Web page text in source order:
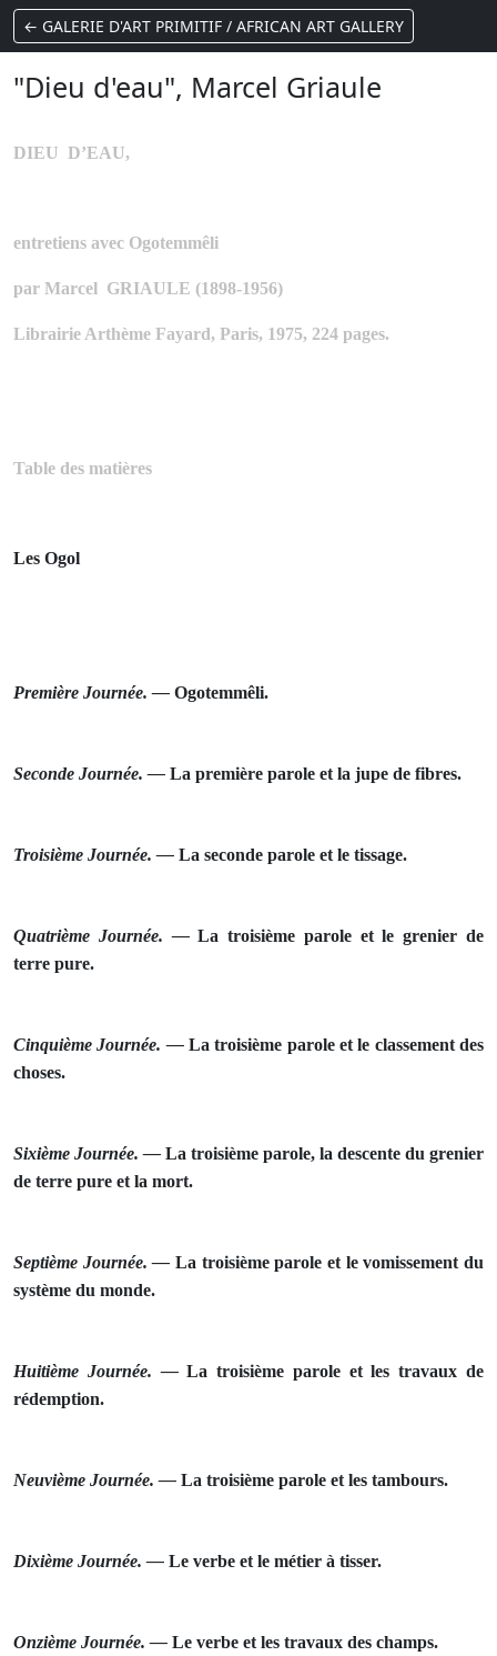
← GALERIE D'ART PRIMITIF / AFRICAN ART GALLERY
"Dieu d'eau", Marcel Griaule
DIEU D’EAU,
entretiens avec Ogotemmêli
par Marcel GRIAULE (1898-1956)
Librairie Arthème Fayard, Paris, 1975, 224 pages.
Table des matières
Les Ogol
Première Journée. — Ogotemmêli.
Seconde Journée. — La première parole et la jupe de fibres.
Troisième Journée. — La seconde parole et le tissage.
Quatrième Journée. —La troisième parole et le grenier de
terre pure.
Cinquième Journée. — La troisième parole et le classement des
choses.
Sixième Journée. — La troisième parole, la descente du grenier
de terre pure et la mort.
Septième Journée. — La troisième parole et le vomisse­ment du
système du monde.
Huitième Journée. —La troisième parole et les travaux de
rédemption.
Neuvième Journée. — La troisième parole et les tambours.
Dixième Journée. — Le verbe et le métier à tisser.
Onzième Journée. — Le verbe et les travaux des champs.